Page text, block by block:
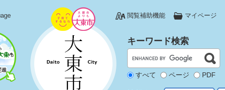
閲覧補助機能 マイページ
キーワード検索
すべて ページ PDF